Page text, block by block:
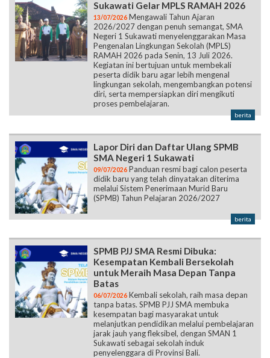
Sukawati Gelar MPLS RAMAH 2026
13/07/2026 Mengawali Tahun Ajaran
2026/2027 dengan penuh semangat, SMA
Negeri 1 Sukawati menyelenggarakan Masa
Pengenalan Lingkungan Sekolah (MPLS)
RAMAH 2026 pada Senin, 13 Juli 2026.
Kegiatan ini bertujuan untuk membekali
peserta didik baru agar lebih mengenal
lingkungan sekolah, mengembangkan potensi
diri, serta mempersiapkan diri mengikuti
proses pembelajaran.
berita
Lapor Diri dan Daftar Ulang SPMB
SMA Negeri 1 Sukawati
09/07/2026 Panduan resmi bagi calon peserta
didik baru yang telah dinyatakan diterima
melalui Sistem Penerimaan Murid Baru
(SPMB) Tahun Pelajaran 2026/2027
berita
SPMB PJJ SMA Resmi Dibuka:
Kesempatan Kembali Bersekolah
untuk Meraih Masa Depan Tanpa
Batas
06/07/2026 Kembali sekolah, raih masa depan
tanpa batas. SPMB PJJ SMA membuka
kesempatan bagi masyarakat untuk
melanjutkan pendidikan melalui pembelajaran
jarak jauh yang fleksibel, dengan SMAN 1
Sukawati sebagai sekolah induk
penyelenggara di Provinsi Bali.